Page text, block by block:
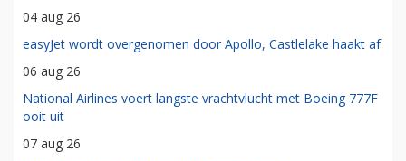
04 aug 26
easyJet wordt overgenomen door Apollo, Castlelake haakt af
06 aug 26
National Airlines voert langste vrachtvlucht met Boeing 777F
ooit uit
07 aug 26